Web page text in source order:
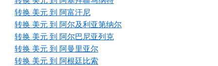
转换 美元 到 阿富汗尼
转换 美元 到 阿尔及利亚第纳尔
转换 美元 到 阿尔巴尼亚列克
转换 美元 到 阿曼里亚尔
转换 美元 到 阿根廷比索